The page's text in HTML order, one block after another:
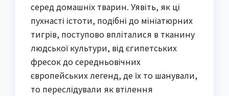
серед домашніх тварин. Уявіть, як ці
пухнасті істоти, подібні до мініатюрних
тигрів, поступово впліталися в тканину
людської культури, від єгипетських
фресок до середньовічних
європейських легенд, де їх то шанували,
то переслідували як втілення